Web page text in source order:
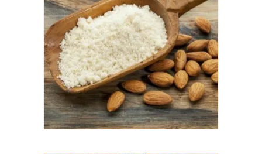
pour la majorité des plats marocains et
notamment la pâtisserie marocaine artisanale.
Avec sa douce douceur et ses nuances de
noisette, l'amande peut être associée à des
fruits, des chocolats, des caramels et des
crèmes, créant toujours une combinaison de
saveurs simple mais intemporelle.